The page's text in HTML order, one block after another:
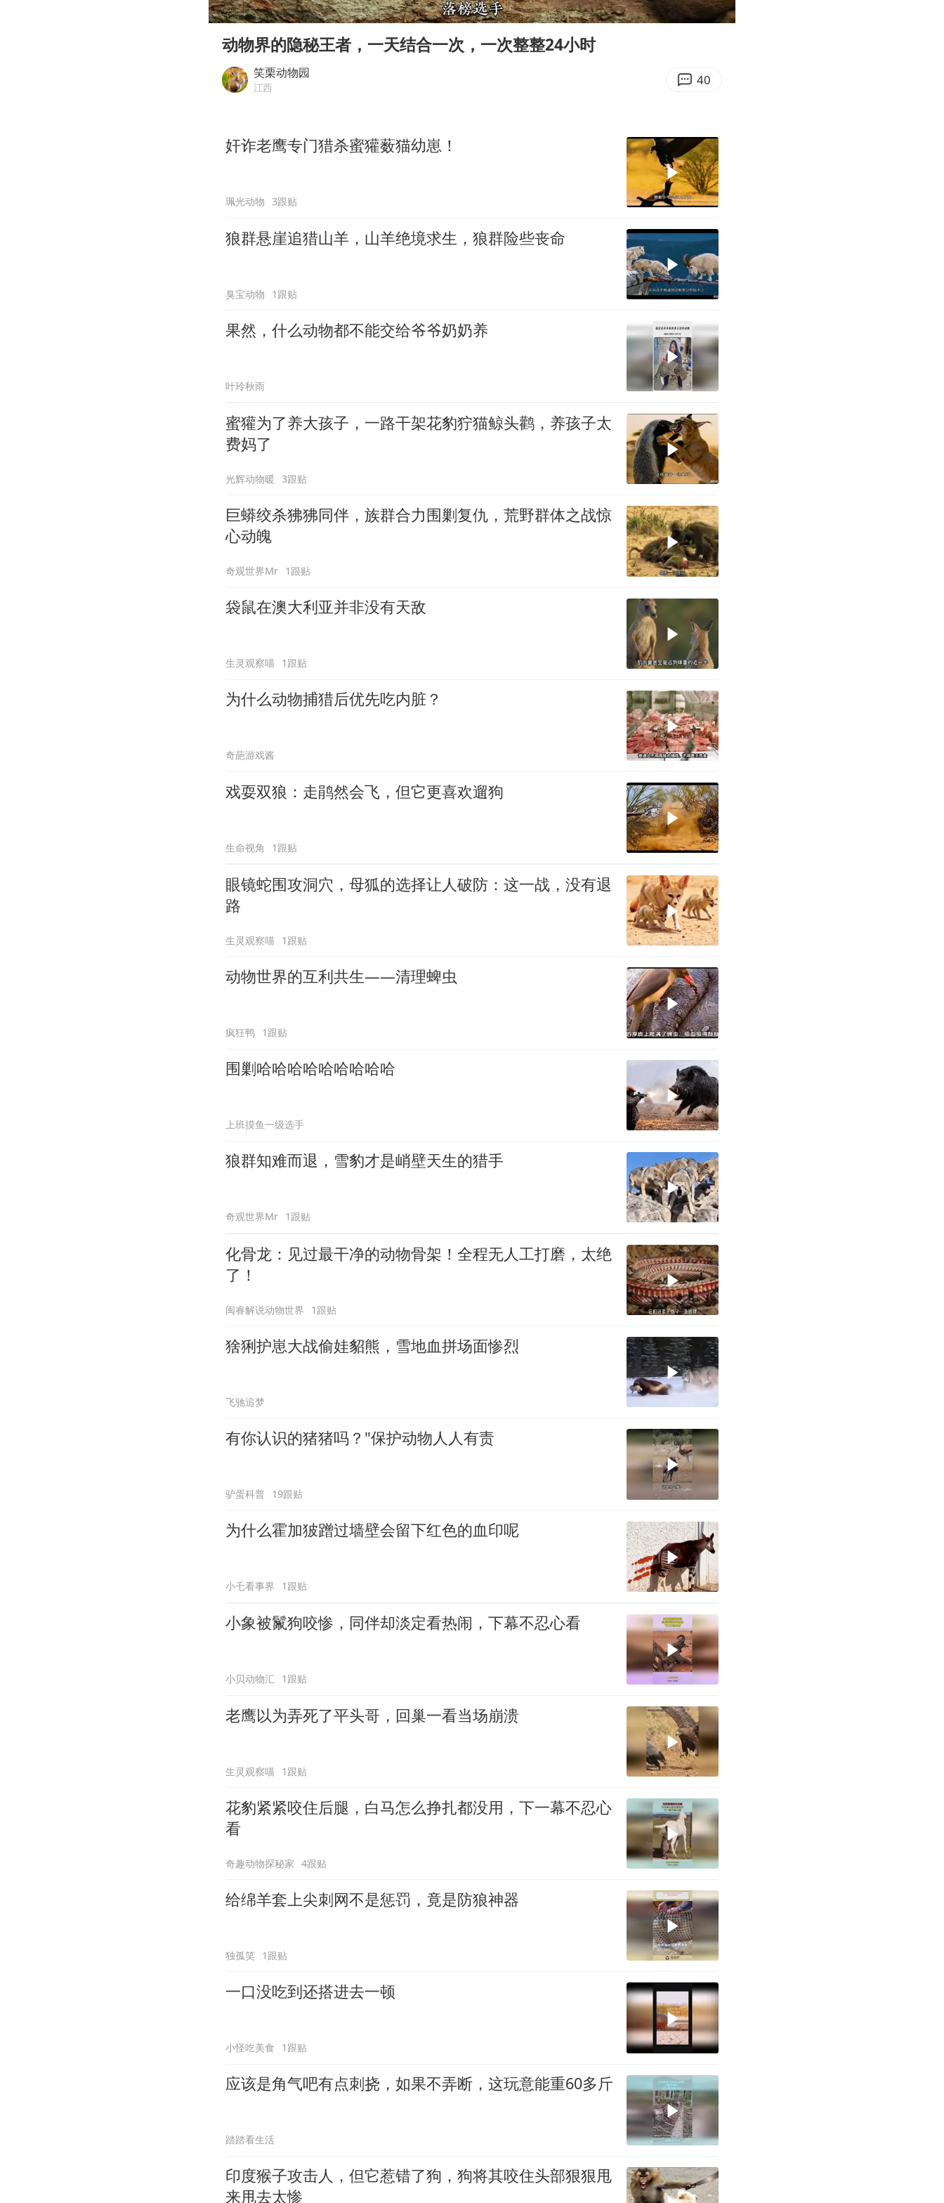
粉笔发布“自曝式”公开信
现代版摸金校尉落网查获400多枚古币
男子结婚8年发现3个女儿均非亲生
Play
00:00 02:26
Enter
动物界的隐秘王者，一天结合一次，一次整整24小时
笑栗动物园
江西 40
奸诈老鹰专门猎杀蜜獾薮猫幼崽！
珮光动物 3跟贴
狼群悬崖追猎山羊，山羊绝境求生，狼群险些丧命
臭宝动物 1跟贴
果然，什么动物都不能交给爷爷奶奶养
叶玲秋雨
蜜獾为了养大孩子，一路干架花豹狞猫鲸头鹳，养孩子太
费妈了
光辉动物暖 3跟贴
巨蟒绞杀狒狒同伴，族群合力围剿复仇，荒野群体之战惊
心动魄
奇观世界Mr 1跟贴
袋鼠在澳大利亚并非没有天敌
生灵观察喵 1跟贴
为什么动物捕猎后优先吃内脏？
奇葩游戏酱
戏耍双狼：走鹃然会飞，但它更喜欢遛狗
生命视角 1跟贴
眼镜蛇围攻洞穴，母狐的选择让人破防：这一战，没有退
路
生灵观察喵 1跟贴
动物世界的互利共生——清理蜱虫
疯狂鸭 1跟贴
围剿哈哈哈哈哈哈哈哈哈
上班摸鱼一级选手
狼群知难而退，雪豹才是峭壁天生的猎手
奇观世界Mr 1跟贴
化骨龙：见过最干净的动物骨架！全程无人工打磨，太绝
了！
闽睿解说动物世界 1跟贴
猞猁护崽大战偷娃貂熊，雪地血拼场面惨烈
飞驰追梦
有你认识的猪猪吗？"保护动物人人有责
驴蛋科普 19跟贴
为什么霍加狓蹭过墙壁会留下红色的血印呢
小乇看事界 1跟贴
小象被鬣狗咬惨，同伴却淡定看热闹，下幕不忍心看
小贝动物汇 1跟贴
老鹰以为弄死了平头哥，回巢一看当场崩溃
生灵观察喵 1跟贴
花豹紧紧咬住后腿，白马怎么挣扎都没用，下一幕不忍心
看
奇趣动物探秘家 4跟贴
给绵羊套上尖刺网不是惩罚，竟是防狼神器
独孤笑 1跟贴
一口没吃到还搭进去一顿
小怪吃美食 1跟贴
应该是角气吧有点刺挠，如果不弄断，这玩意能重60多斤
踏踏看生活
印度猴子攻击人，但它惹错了狗，狗将其咬住头部狠狠甩
来甩去太惨